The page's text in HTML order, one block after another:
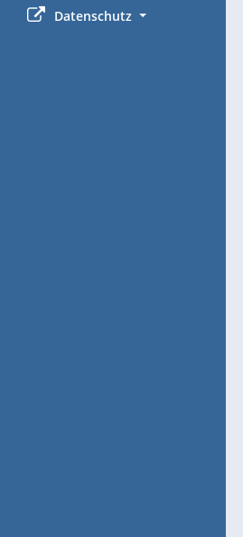
Datenschutz